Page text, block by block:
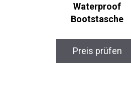
Waterproof
Bootstasche
Preis prüfen